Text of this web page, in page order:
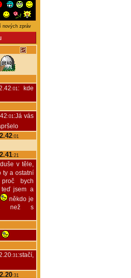
:01: kde
:01:Já vás
:01
:21
v těle,
ty a ostatní
bych
teď jsem a
někdo je
než s
:31:stačí,
:31